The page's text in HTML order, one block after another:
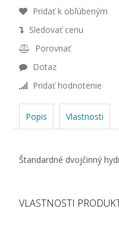
Pridať k obľúbeným
Sledovať cenu
Porovnať
Dotaz
Pridať hodnotenie
Popis Vlastnosti
Štandardné dvojčinný
VLASTNOSTI